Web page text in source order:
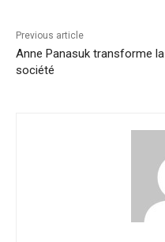
Previous article
Anne Panasuk transforme la
société